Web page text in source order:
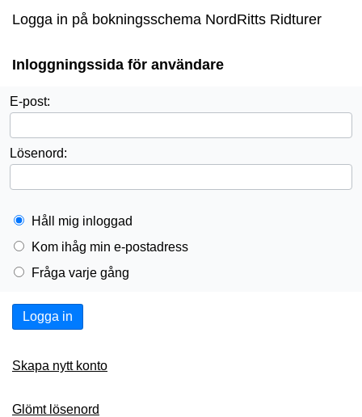
Logga in på bokningsschema NordRitts Ridturer
Inloggningssida för användare
E-post:
Lösenord:
Håll mig inloggad
Kom ihåg min e-postadress
Fråga varje gång
Logga in
Skapa nytt konto
Glömt lösenord